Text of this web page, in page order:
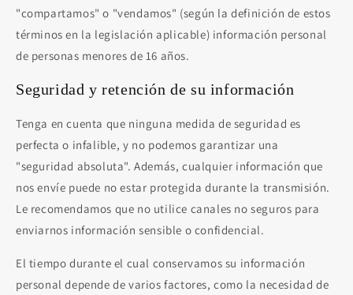
"compartamos" o "vendamos" (según la definición de estos
términos en la legislación aplicable) información personal
de personas menores de 16 años.
Seguridad y retención de su información
Tenga en cuenta que ninguna medida de seguridad es
perfecta o infalible, y no podemos garantizar una
"seguridad absoluta". Además, cualquier información que
nos envíe puede no estar protegida durante la transmisión.
Le recomendamos que no utilice canales no seguros para
enviarnos información sensible o confidencial.
El tiempo durante el cual conservamos su información
personal depende de varios factores, como la necesidad de